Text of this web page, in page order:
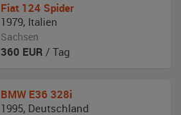
Fiat 124 Spider
1979, Italien
Sachsen
360 EUR / Tag
BMW E36 328i
1995, Deutschland